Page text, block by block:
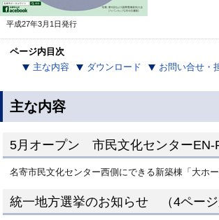
平成27年3月1日発行
ページ内目次
主な内容
ダウンロード お問い合せ・
主な内容
5月オープン 市民文化センターEN-
名寄市民文化センター西側にできる新築棟「大ホ
統一地方選挙のお知らせ （4ページ